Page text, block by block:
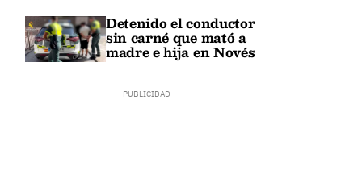
Detenido el conductor
sin carné que mató a
madre e hija en Novés